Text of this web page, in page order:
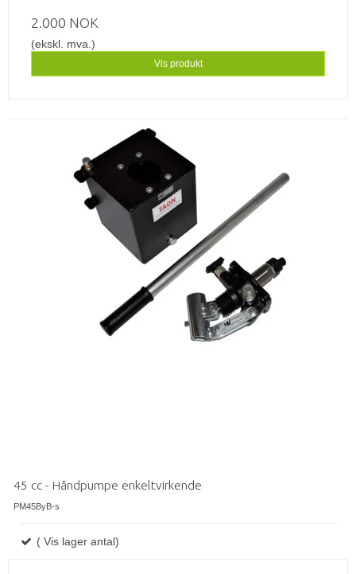
2.000 NOK
(ekskl. mva.)
Vis produkt
45 cc - Håndpumpe enkeltvirkende
PM45ByB-s
( Vis lager antal)